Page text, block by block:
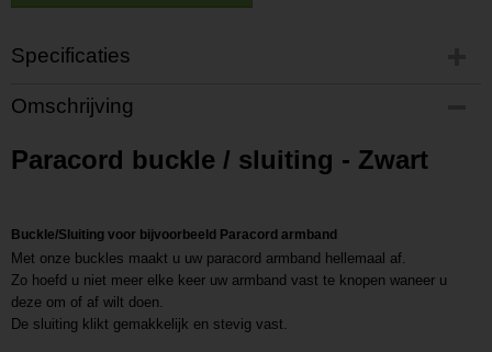
Specificaties
Productcode
P201808141350
L201808141350
Omschrijving
Paracord buckle / sluiting - Zwart
Buckle/Sluiting voor bijvoorbeeld Paracord armband
Met onze buckles maakt u uw paracord armband hellemaal af.
Zo hoefd u niet meer elke keer uw armband vast te knopen waneer u
deze om of af wilt doen.
De sluiting klikt gemakkelijk en stevig vast.